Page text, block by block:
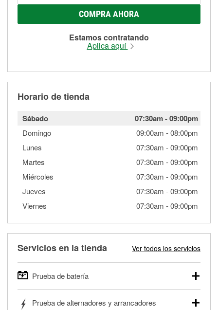
COMPRA AHORA
Estamos contratando
Aplica aquí
Horario de tienda
Sábado 07:30am-09:00pm
Domingo 09:00am -08:00pm
Lunes
07:30am -09:00pm
Martes
07:30am -09:00pm
Miércoles
07:30am -09:00pm
Jueves
07:30am -09:00pm
Viernes
07:30am -09:00pm
Servicios en la tienda Ver todos los servicios
Prueba de batería
autos, camionetas, SUVs, vehículos comerciales y
Prueba de alternadores y arrancadores